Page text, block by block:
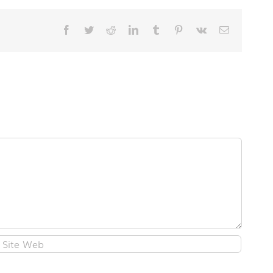
Facebook
TwitterReddit LinkedIn
TumblrPinterest
Vk
E-